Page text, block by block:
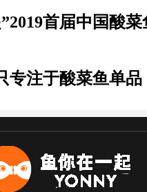
首届中国酸
专注于酸菜鱼单品